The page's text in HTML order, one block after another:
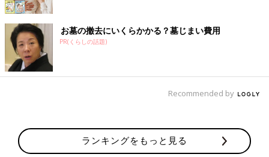
お墓の撤去にいくらかかる？墓じまい費用
PR(くらしの話題)
Recommended by
ランキングをもっと見る